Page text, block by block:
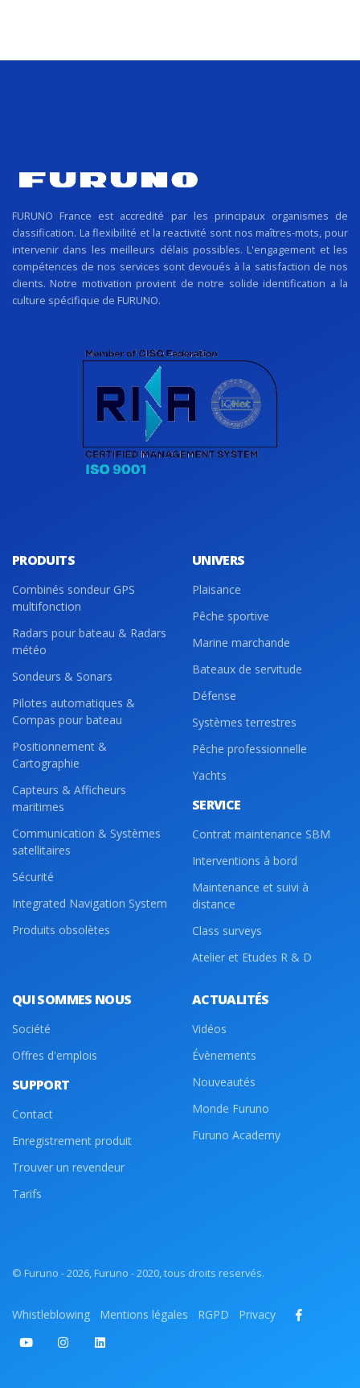
FURUNO France est accredité par les principaux organismes de
classification. La flexibilité et la reactivité sont nos maîtres-mots, pour
intervenir dans les meilleurs délais possibles. L'engagement et les
compétences de nos services sont devoués à la satisfaction de nos
clients. Notre motivation provient de notre solide identification a la
culture spécifique de FURUNO.
PRODUITS
Combinés sondeur GPS
multifonction
Radars pour bateau & Radars
météo
Sondeurs & Sonars
Pilotes automatiques &
Compas pour bateau
Positionnement &
Cartographie
Capteurs & Afficheurs
maritimes
Communication & Systèmes
satellitaires
Sécurité
Integrated Navigation System
Produits obsolètes
UNIVERS
Plaisance
Pêche sportive
Marine marchande
Bateaux de servitude
Défense
Systèmes terrestres
Pêche professionnelle
Yachts
SERVICE
Contrat maintenance SBM
Interventions à bord
Maintenance et suivi à
distance
Class surveys
Atelier et Etudes R & D
QUI SOMMES NOUS
Société
Offres d'emplois
SUPPORT
Contact
Enregistrement produit
Trouver un revendeur
Tarifs
ACTUALITÉS
Vidéos
Évènements
Nouveautés
Monde Furuno
Furuno Academy
© Furuno - 2026, Furuno - 2020, tous droits reservés.
Whistleblowing Mentions légales RGPD Privacy